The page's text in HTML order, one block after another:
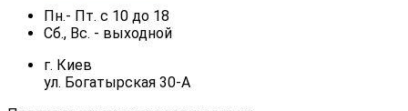
Пн.- Пт. с 10 до 18
Сб., Вс. - выходной
г. Киев
ул. Богатырская 30-А